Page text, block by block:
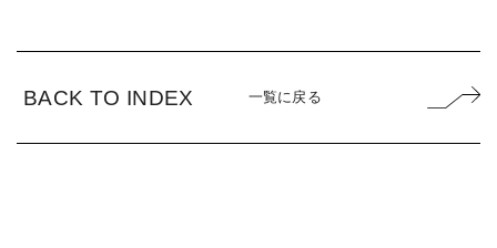
BACK TO INDEX 一覧に戻る